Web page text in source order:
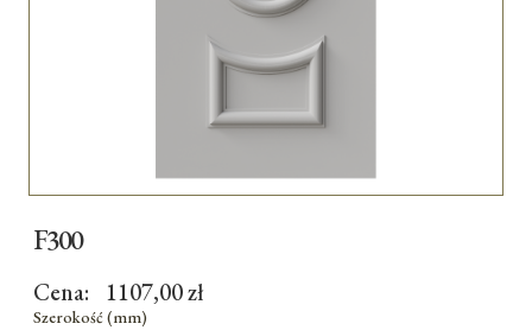
F300
Cena: 1107,00zł
Szerokość (mm)